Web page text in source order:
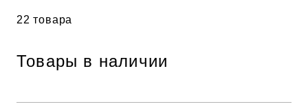
Товары в наличии
22 товара